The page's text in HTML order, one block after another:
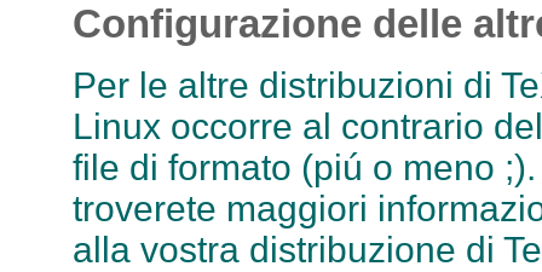
Configurazione delle
Per le altre distribuzioni di
Linux occorre al contrario
file di formato (piú o meno
troverete maggiori
alla vostra distribuzione di